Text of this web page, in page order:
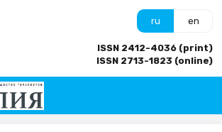
ru en
ISSN 2412-4036 (print)
ISSN 2713-1823 (online)